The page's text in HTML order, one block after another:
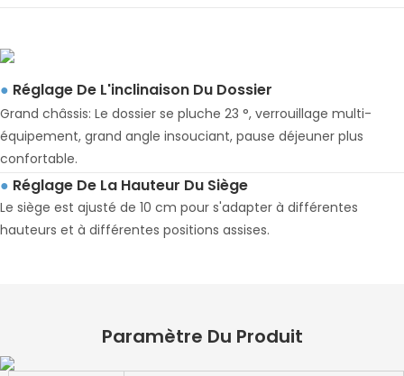
● Réglage De L'inclinaison Du Dossier
Grand châssis: Le dossier se pluche 23 °, verrouillage multi-
équipement, grand angle insouciant, pause déjeuner plus
confortable.
● Réglage De La Hauteur Du Siège
Le siège est ajusté de 10 cm pour s'adapter à différentes
hauteurs et à différentes positions assises.
Paramètre Du Produit